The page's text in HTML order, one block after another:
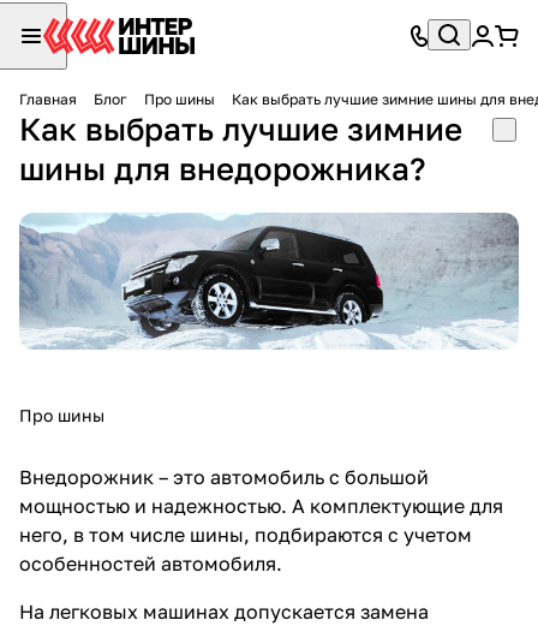
Главная Блог Про шины Как выбрать лучшие зимние шины для
Как выбрать лучшие зимние
шины для внедорожника?
Про шины
Внедорожник – это автомобиль с большой
мощностью и надежностью. А комплектующие для
него, в том числе шины, подбираются с учетом
особенностей автомобиля.
На легковых машинах допускается замена